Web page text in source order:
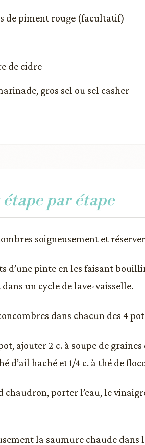
de piment rouge (facultatif)
de cidre
gros sel ou sel casher
par étape
soigneusement et
d’une pinte en les faisant
dans un cycle de lave-vaisselle.
dans chacun des 4
ajouter 2 c. à soupe de graines
d’ail haché et 1/4 c. à thé de
chaudron, porter l’eau, le
la saumure chaude dans